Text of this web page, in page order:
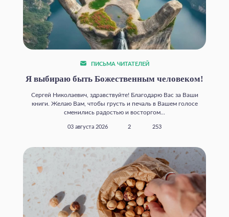
ПИСЬМА ЧИТАТЕЛЕЙ
Я выбираю быть Божественным человеком!
Сергей Николаевич, здравствуйте! Благодарю Вас за Ваши
книги. Желаю Вам, чтобы грусть и печаль в Вашем голосе
сменились радостью и восторгом...
03 августа 2026 2 253